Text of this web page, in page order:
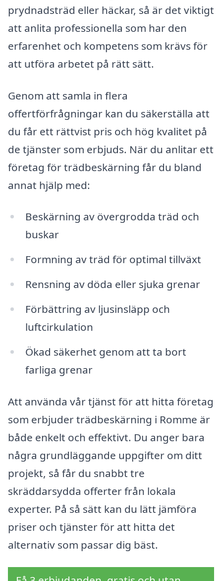
prydnadsträd eller häckar, så är det viktigt
att anlita professionella som har den
erfarenhet och kompetens som krävs för
att utföra arbetet på rätt sätt.
Genom att samla in flera
offertförfrågningar kan du säkerställa att
du får ett rättvist pris och hög kvalitet på
de tjänster som erbjuds. När du anlitar ett
företag för trädbeskärning får du bland
annat hjälp med:
Beskärning av övergrodda träd och
buskar
Formning av träd för optimal tillväxt
Rensning av döda eller sjuka grenar
Förbättring av ljusinsläpp och
luftcirkulation
Ökad säkerhet genom att ta bort
farliga grenar
Att använda vår tjänst för att hitta företag
som erbjuder trädbeskärning i Romme är
både enkelt och effektivt. Du anger bara
några grundläggande uppgifter om ditt
projekt, så får du snabbt tre
skräddarsydda offerter från lokala
experter. På så sätt kan du lätt jämföra
priser och tjänster för att hitta det
alternativ som passar dig bäst.